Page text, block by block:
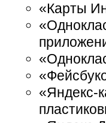
«Карты
«Яндекс-